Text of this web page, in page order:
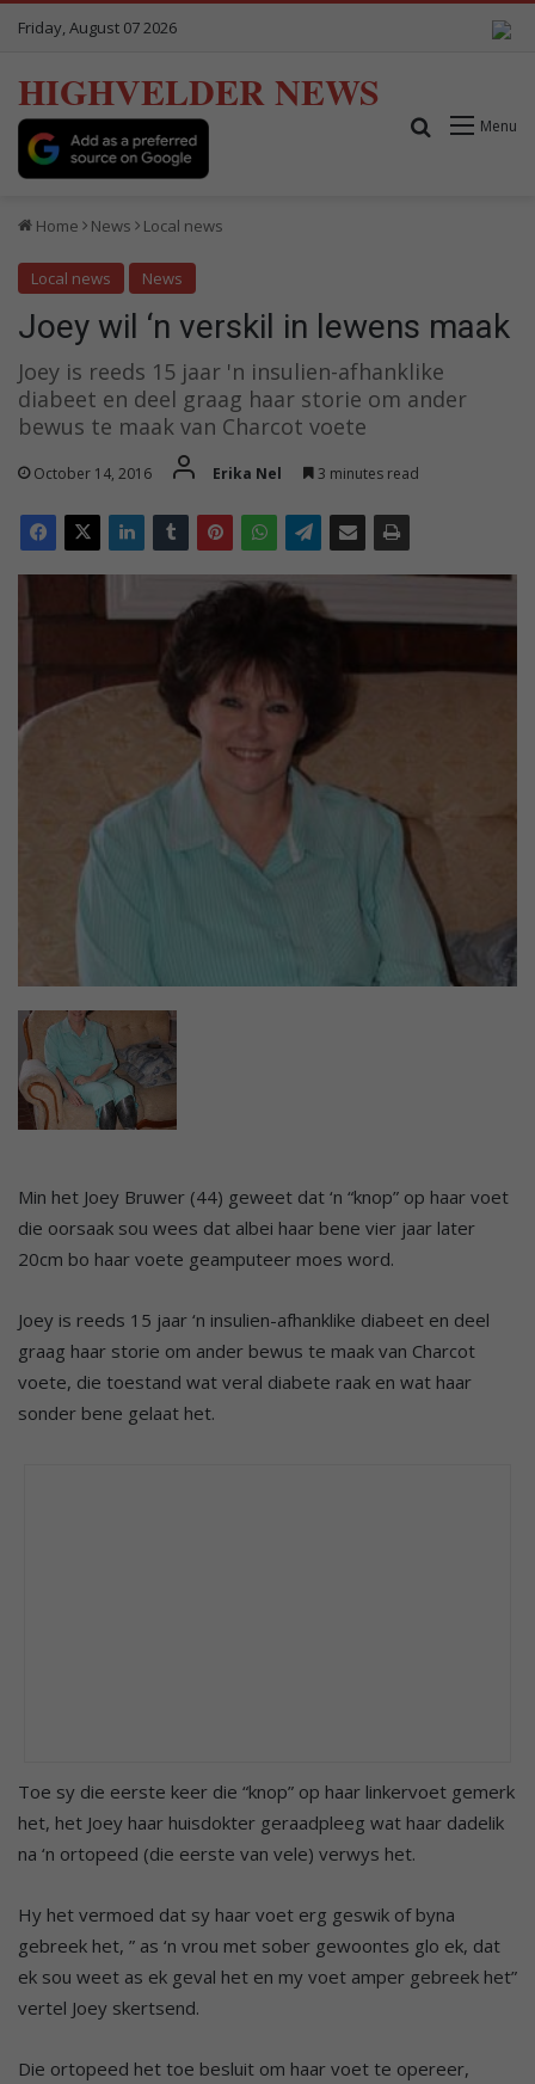
Friday, August 07 2026
HIGHVELDER NEWS
Menu
Search for
Home News Local news
Local news News
Joey wil ‘n verskil in lewens maak
Joey is reeds 15 jaar 'n insulien-afhanklike
diabeet en deel graag haar storie om ander
bewus te maak van Charcot voete
October 14, 2016 Erika Nel 3 minutes read
Min het Joey Bruwer (44) geweet dat ‘n “knop” op haar voet
die oorsaak sou wees dat albei haar bene vier jaar later
20cm bo haar voete geamputeer moes word.
Joey is reeds 15 jaar ‘n insulien-afhanklike diabeet en deel
graag haar storie om ander bewus te maak van Charcot
voete, die toestand wat veral diabete raak en wat haar
sonder bene gelaat het.
Toe sy die eerste keer die “knop” op haar linkervoet gemerk
het, het Joey haar huisdokter geraadpleeg wat haar dadelik
na ‘n ortopeed (die eerste van vele) verwys het.
Hy het vermoed dat sy haar voet erg geswik of byna
gebreek het, ” as ‘n vrou met sober gewoontes glo ek, dat
ek sou weet as ek geval het en my voet amper gebreek het”
vertel Joey skertsend.
Die ortopeed het toe besluit om haar voet te opereer,